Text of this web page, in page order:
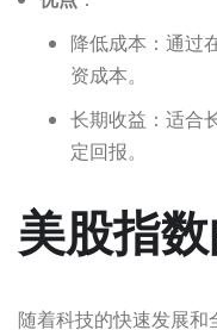
降低成本：通过
资成本。
长期收益：适合
定回报。
美股指
随着科技的快速发展